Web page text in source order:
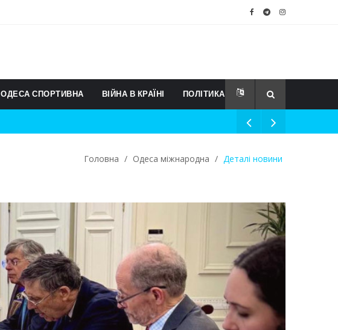
ОДЕСА СПОРТИВНА ВІЙНА В КРАЇНІ ПОЛІТИКА
Головна / Одеса міжнародна / Деталі новини